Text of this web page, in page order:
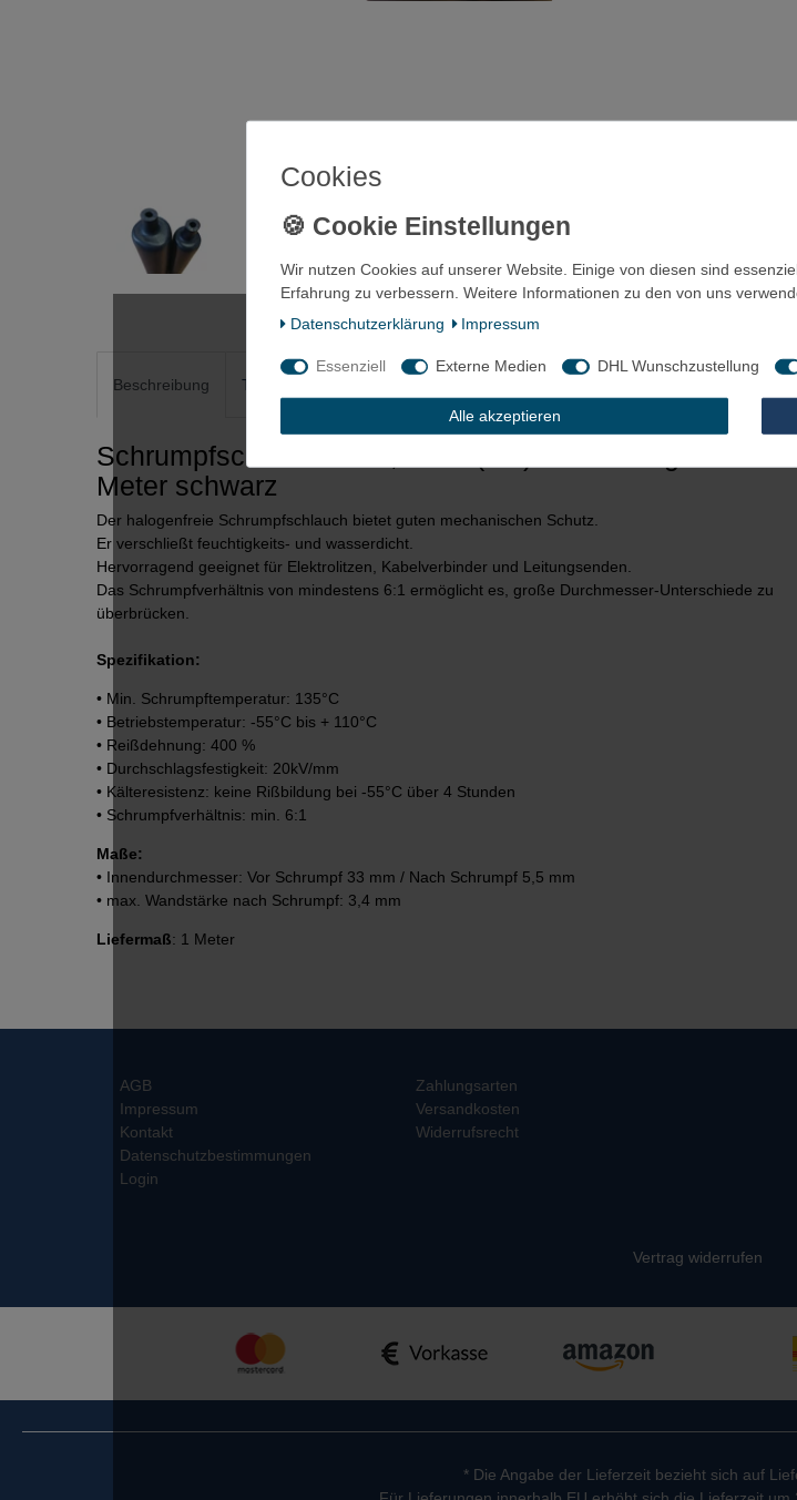
Beschreibung Technische Daten
Schrumpfschlauch 33/5,5 mm (6:1) dickwandig mit
Meter schwarz
Der halogenfreie Schrumpfschlauch bietet guten mechanischen Schutz.
Er verschließt feuchtigkeits- und wasserdicht.
Hervorragend geeignet für Elektrolitzen, Kabelverbinder und Leitungsenden.
Das Schrumpfverhältnis von mindestens 6:1 ermöglicht es, große Durchmesser-Unterschiede zu
überbrücken.
Spezifikation:
• Min. Schrumpftemperatur: 135°C
• Betriebstemperatur: -55°C bis + 110°C
• Reißdehnung: 400 %
• Durchschlagsfestigkeit: 20kV/mm
• Kälteresistenz: keine Rißbildung bei -55°C über 4 Stunden
• Schrumpfverhältnis: min. 6:1
Maße:
• Innendurchmesser: Vor Schrumpf 33 mm / Nach Schrumpf 5,5 mm
• max. Wandstärke nach Schrumpf: 3,4 mm
Liefermaß: 1 Meter
AGB
Impressum
Kontakt
Datenschutzbestimmungen
Login
Zahlungsarten
Versandkosten
Widerrufsrecht
Vertrag widerrufen
* Die Angabe der Lieferzeit bezieht sich auf
Cookies
Wir nutzen Cookies auf unserer Website. Einige von diesen sind
Erfahrung zu verbessern. Weitere Informationen zu den von uns
Daten­schutz­erklärung
Impressum
Essenziell Externe Medien DHL Wunschzustellung
Alle akzeptieren